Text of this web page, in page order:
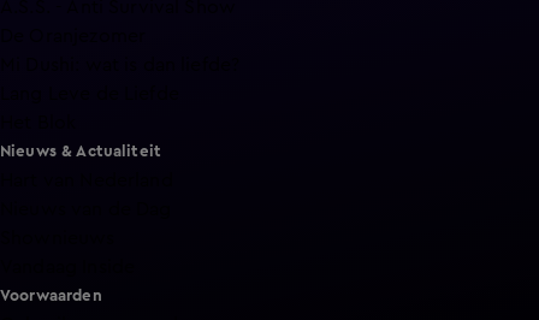
Nieuws & Actualiteit
Voorwaarden